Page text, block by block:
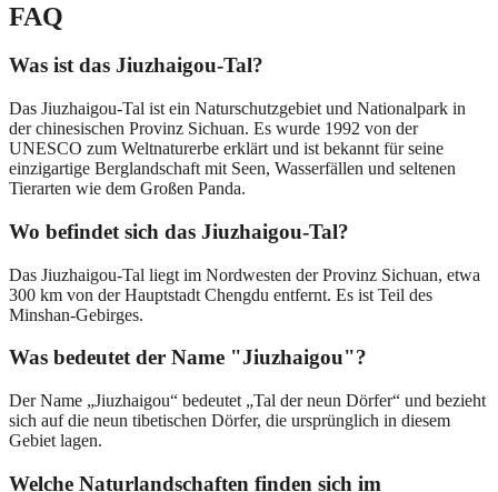
FAQ
Was ist das Jiuzhaigou-Tal?
Das Jiuzhaigou-Tal ist ein Naturschutzgebiet und Nationalpark in
der chinesischen Provinz Sichuan. Es wurde 1992 von der
UNESCO zum Weltnaturerbe erklärt und ist bekannt für seine
einzigartige Berglandschaft mit Seen, Wasserfällen und seltenen
Tierarten wie dem Großen Panda.
Wo befindet sich das Jiuzhaigou-Tal?
Das Jiuzhaigou-Tal liegt im Nordwesten der Provinz Sichuan, etwa
300 km von der Hauptstadt Chengdu entfernt. Es ist Teil des
Minshan-Gebirges.
Was bedeutet der Name "Jiuzhaigou"?
Der Name „Jiuzhaigou“ bedeutet „Tal der neun Dörfer“ und bezieht
sich auf die neun tibetischen Dörfer, die ursprünglich in diesem
Gebiet lagen.
Welche Naturlandschaften finden sich im